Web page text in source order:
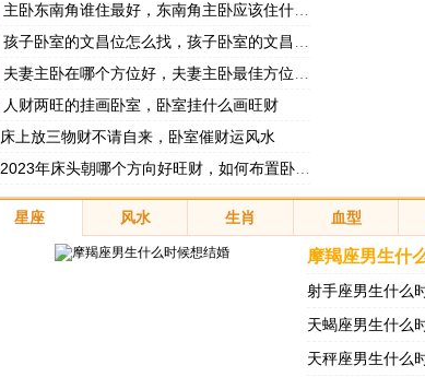
主卧东南角谁住最好，东南角主卧应该住什么人
孩子卧室的文昌位怎么找，孩子卧室的文昌位怎么布置
夫妻主卧在哪个方位好，夫妻主卧最佳方位图解
人财两旺的挂画卧室，卧室挂什么画旺财
床上放三物财不请自来，卧室催财运风水
2023年床头朝哪个方向好旺财，如何布置卧室风水
星座 风水 生肖 血型
摩羯座男生什
射手座男生什么
天蝎座男生什么
天秤座男生什么